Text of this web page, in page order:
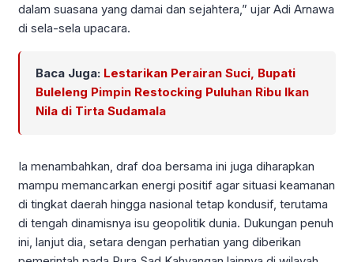
dalam suasana yang damai dan sejahtera,” ujar Adi Arnawa
di sela-sela upacara.
Baca Juga: Lestarikan Perairan Suci, Bupati
Buleleng Pimpin Restocking Puluhan Ribu Ikan
Nila di Tirta Sudamala
Ia menambahkan, draf doa bersama ini juga diharapkan
mampu memancarkan energi positif agar situasi keamanan
di tingkat daerah hingga nasional tetap kondusif, terutama
di tengah dinamisnya isu geopolitik dunia. Dukungan penuh
ini, lanjut dia, setara dengan perhatian yang diberikan